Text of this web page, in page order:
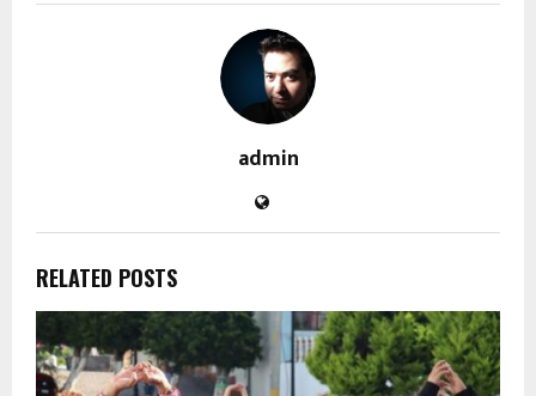
admin
RELATED POSTS